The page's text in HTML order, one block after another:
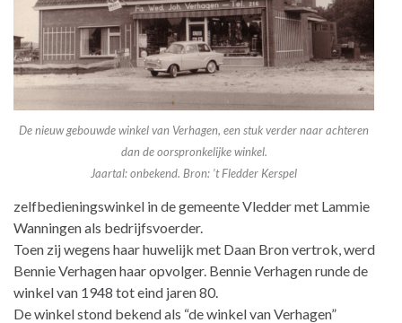
De nieuw gebouwde winkel van Verhagen, een stuk verder naar achteren
dan de oorspronkelijke winkel.
Jaartal: onbekend. Bron: ’t Fledder Kerspel
zelfbedieningswinkel in de gemeente Vledder met Lammie
Wanningen als bedrijfsvoerder.
Toen zij wegens haar huwelijk met Daan Bron vertrok, werd
Bennie Verhagen haar opvolger. Bennie Verhagen runde de
winkel van 1948 tot eind jaren 80.
De winkel stond bekend als “de winkel van Verhagen”